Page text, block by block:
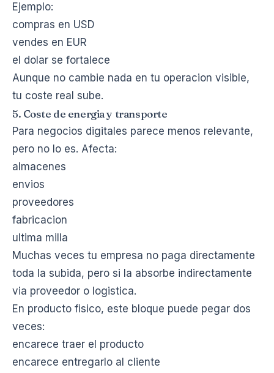
Ejemplo:
compras en USD
vendes en EUR
el dolar se fortalece
Aunque no cambie nada en tu operacion visible,
tu coste real sube.
5. Coste de energia y transporte
Para negocios digitales parece menos relevante,
pero no lo es. Afecta:
almacenes
envios
proveedores
fabricacion
ultima milla
Muchas veces tu empresa no paga directamente
toda la subida, pero si la absorbe indirectamente
via proveedor o logistica.
En producto fisico, este bloque puede pegar dos
veces:
encarece traer el producto
encarece entregarlo al cliente